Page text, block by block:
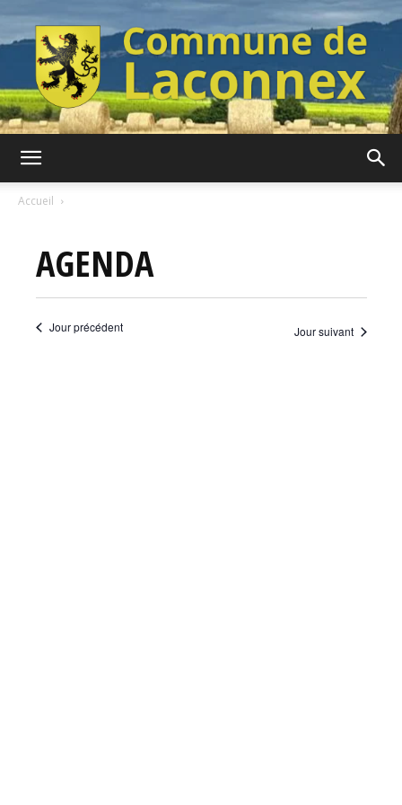
Laconnex
Accueil
AGENDA
Jour précédent Jour suivant